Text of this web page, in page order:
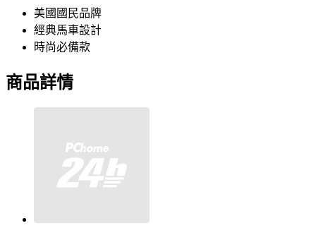
美國國民品牌
經典馬車設計
時尚必備款
商品詳情